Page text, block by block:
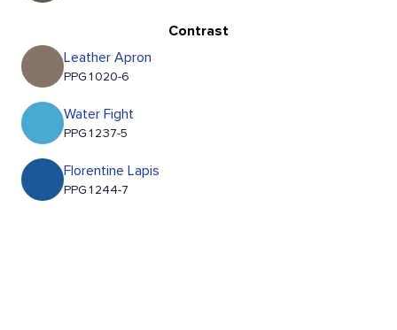
Contrast
Leather Apron
PPG1020-6
Water Fight
PPG1237-5
Florentine Lapis
PPG1244-7